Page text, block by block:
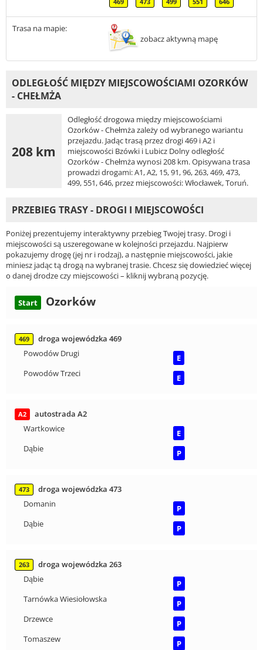
469 473 499 551 646
Trasa na mapie:
zobacz aktywną mapę
ODLEGŁOŚĆ MIĘDZY MIEJSCOWOŚCIAMI OZORKÓW
- CHEŁMŻA
208 km
Odległość drogowa między miejscowościami
Ozorków - Chełmża zależy od wybranego wariantu
przejazdu. Jadąc trasą przez drogi 469 i A2 i
miejscowości Bzówki i Lubicz Dolny odległość
Ozorków - Chełmża wynosi 208 km. Opisywana trasa
prowadzi drogami: A1, A2, 15, 91, 96, 263, 469, 473,
499, 551, 646, przez miejscowości: Włocławek, Toruń.
PRZEBIEG TRASY - DROGI I MIEJSCOWOŚCI
Poniżej prezentujemy interaktywny przebieg Twojej trasy. Drogi i
miejscowości są uszeregowane w kolejności przejazdu. Najpierw
pokazujemy drogę (jej nr i rodzaj), a następnie miejscowości, jakie
miniesz jadąc tą drogą na wybranej trasie. Chcesz się dowiedzieć więcej
o danej drodze czy miejscowości – kliknij wybraną pozycję.
Start Ozorków
469
droga wojewódzka 469
Powodów Drugi
E
Powodów Trzeci
E
A2
autostrada A2
Wartkowice
E
Dąbie
P
473
droga wojewódzka 473
Domanin
P
Dąbie
P
263
droga wojewódzka 263
Dąbie
P
Tarnówka Wiesiołowska
P
Drzewce
P
Tomaszew
P